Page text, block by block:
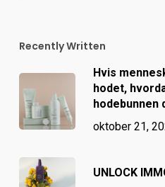
Recently Written
Hvis
hodet,
hodebunnen
oktober 21,
UNLOCK